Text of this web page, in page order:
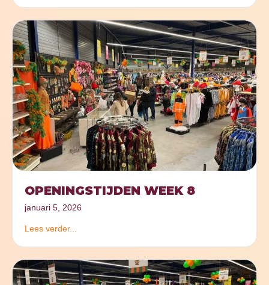
OPENINGSTIJDEN WEEK 8
januari 5, 2026
Lees verder...